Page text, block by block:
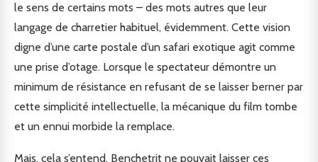
le sens de certains mots – des mots autres que leur
langage de charretier habituel, évidemment. Cette vision
digne d’une carte postale d’un safari exotique agit comme
une prise d’otage. Lorsque le spectateur démontre un
minimum de résistance en refusant de se laisser berner par
cette simplicité intellectuelle, la mécanique du film tombe
et un ennui morbide la remplace.
Mais, cela s’entend, Benchetrit ne pouvait laisser ces